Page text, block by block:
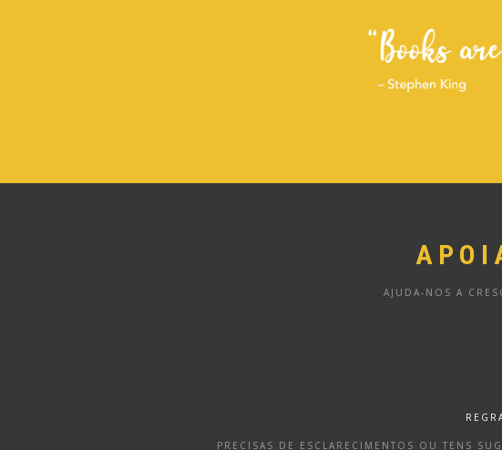
AJUDA-NOS A
PRECISAS DE ESCLARECIMENTOS OU TENS